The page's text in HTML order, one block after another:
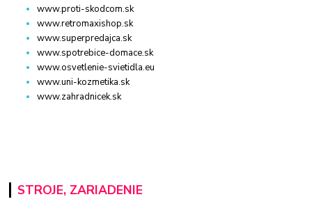
www.proti-skodcom.sk
www.retromaxishop.sk
www.superpredajca.sk
www.spotrebice-domace.sk
www.osvetlenie-svietidla.eu
www.uni-kozmetika.sk
www.zahradnicek.sk
STROJE, ZARIADENIE